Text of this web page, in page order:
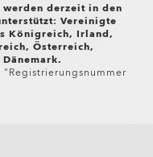
derzeit in den
Vereinigte
Königreich, Irland,
Österreich,
"Registrierungsnummer